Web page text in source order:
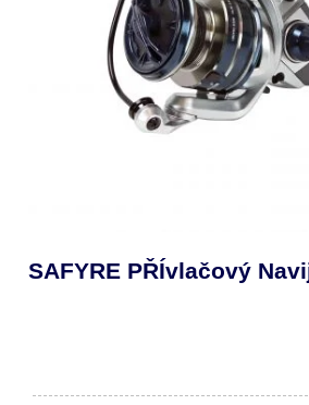
SAFYRE PŘÍvlačový